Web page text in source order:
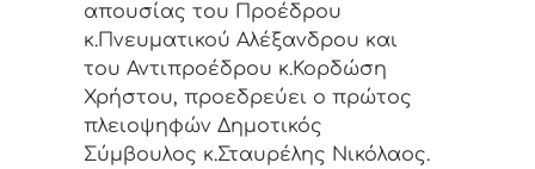
απουσίας του Προέδρου
κ.Πνευματικού Αλέξανδρου και
του Αντιπροέδρου κ.Κορδώση
Χρήστου, προεδρεύει ο πρώτος
πλειοψηφών Δημοτικός
Σύμβουλος κ.Σταυρέλης Νικόλαος.